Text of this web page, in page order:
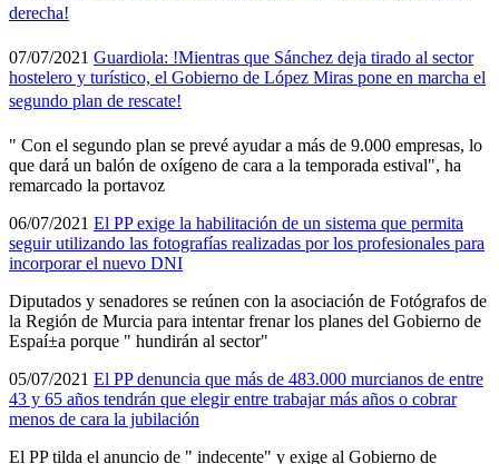
derecha!
07/07/2021 Guardiola: !Mientras que Sánchez deja tirado al sector
hostelero y turí­stico, el Gobierno de López Miras pone en marcha el
segundo plan de rescate!
" Con el segundo plan se prevé ayudar a más de 9.000 empresas, lo
que dará un balón de oxí­geno de cara a la temporada estival", ha
remarcado la portavoz
06/07/2021 El PP exige la habilitación de un sistema que permita
seguir utilizando las fotografí­as realizadas por los profesionales para
incorporar el nuevo DNI
Diputados y senadores se reúnen con la asociación de Fotógrafos de
la Región de Murcia para intentar frenar los planes del Gobierno de
Espaí±a porque " hundirán al sector"
05/07/2021 El PP denuncia que más de 483.000 murcianos de entre
43 y 65 años tendrán que elegir entre trabajar más años o cobrar
menos de cara la jubilación
El PP tilda el anuncio de " indecente" y exige al Gobierno de